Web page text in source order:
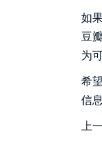
如
豆
为
希
信息
上